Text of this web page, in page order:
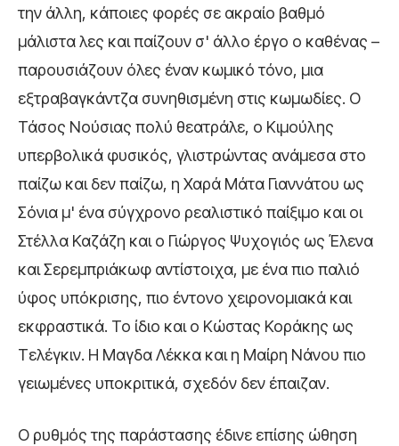
την άλλη, κάποιες φορές σε ακραίο βαθμό
μάλιστα λες και παίζουν σ' άλλο έργο ο καθένας –
παρουσιάζουν όλες έναν κωμικό τόνο, μια
εξτραβαγκάντζα συνηθισμένη στις κωμωδίες. Ο
Τάσος Νούσιας πολύ θεατράλε, ο Κιμούλης
υπερβολικά φυσικός, γλιστρώντας ανάμεσα στο
παίζω και δεν παίζω, η Χαρά Μάτα Γιαννάτου ως
Σόνια μ' ένα σύγχρονο ρεαλιστικό παίξιμο και οι
Στέλλα Καζάζη και ο Γιώργος Ψυχογιός ως Έλενα
και Σερεμπριάκωφ αντίστοιχα, με ένα πιο παλιό
ύφος υπόκρισης, πιο έντονο χειρονομιακά και
εκφραστικά. Το ίδιο και ο Κώστας Κοράκης ως
Τελέγκιν. Η Μαγδα Λέκκα και η Μαίρη Νάνου πιο
γειωμένες υποκριτικά, σχεδόν δεν έπαιζαν.
Ο ρυθμός της παράστασης έδινε επίσης ώθηση